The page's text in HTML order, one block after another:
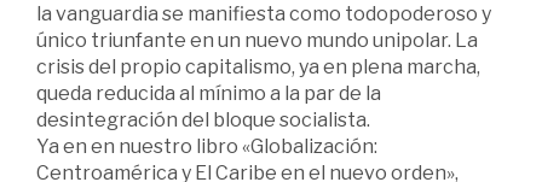
la vanguardia se manifiesta como todopoderoso y
único triunfante en un nuevo mundo unipolar. La
crisis del propio capitalismo, ya en plena marcha,
queda reducida al mínimo a la par de la
desintegración del bloque socialista.
Ya en en nuestro libro «Globalización:
Centroamérica y El Caribe en el nuevo orden»,